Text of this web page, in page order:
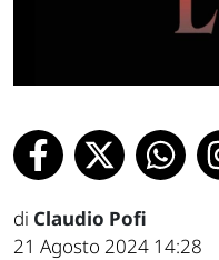
di Claudio Pofi
21 Agosto 2024 14:28